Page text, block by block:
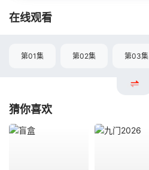
在线观看
第01集 第02集 第03集
猜你喜欢